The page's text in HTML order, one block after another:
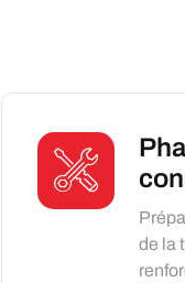
de la